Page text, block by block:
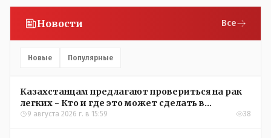
Новости Все
Новые Популярные
Казахстанцам предлагают провериться на рак
легких - Кто и где это может сделать в
Костанайской области
9 августа 2026 г. в 15:59 38